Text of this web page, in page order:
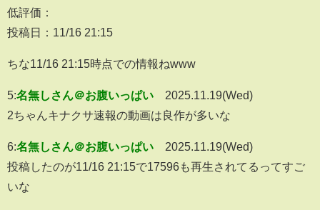
低評価：
投稿日：11/16 21:15
ちな11/16 21:15時点での情報ねwww
5:名無しさん＠お腹いっぱい
2025.11.19(Wed)
2ちゃんキナクサ速報の動画は良作が多いな
6:名無しさん＠お腹いっぱい
2025.11.19(Wed)
投稿したのが11/16 21:15で17596も再生されてるってすご
いな